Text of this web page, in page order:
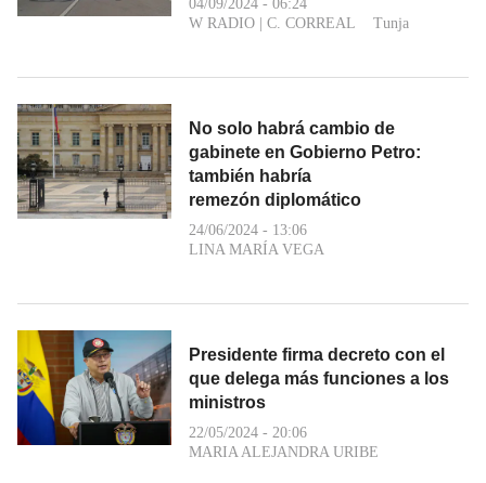
04/09/2024 - 06:24
W RADIO | C. CORREAL Tunja
No solo habrá cambio de
gabinete en Gobierno Petro:
también habría
remezón diplomático
24/06/2024 - 13:06
LINA MARÍA VEGA
Presidente firma decreto con el
que delega más funciones a los
ministros
22/05/2024 - 20:06
MARIA ALEJANDRA URIBE